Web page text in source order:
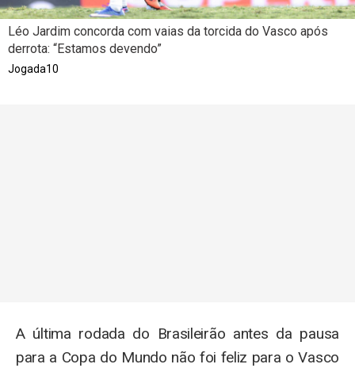
Léo Jardim concorda com vaias da torcida do Vasco após
derrota: “Estamos devendo”
Jogada10
A última rodada do Brasileirão antes da pausa
para a Copa do Mundo não foi feliz para o Vasco